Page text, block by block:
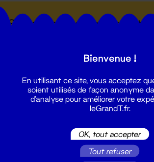
Suivez toutes les actualités
Bienvenue !
En utilisant ce site, vous acceptez
soient utilisés de façon anonyme
d'analyse pour améliorer votre
leGrandT.fr.
OK, tout accepter
Tout refuser